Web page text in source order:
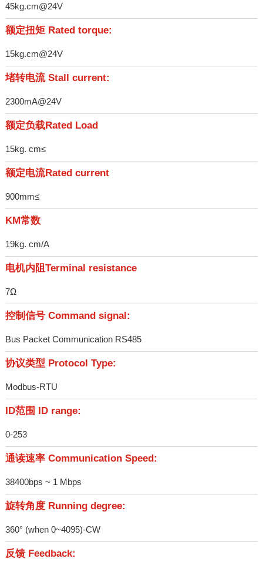
45kg.cm@24V
额定扭矩 Rated torque:
15kg.cm@24V
堵转电流 Stall current:
2300mA@24V
额定负载Rated Load
15kg. cm≤
额定电流Rated current
900mm≤
KM常数
19kg. cm/A
电机内阻Terminal resistance
7Ω
控制信号 Command signal:
Bus Packet Communication RS485
协议类型 Protocol Type:
Modbus-RTU
ID范围 ID range:
0-253
通读速率 Communication Speed:
38400bps ~ 1 Mbps
旋转角度 Running degree:
360° (when 0~4095)-CW
反馈 Feedback: